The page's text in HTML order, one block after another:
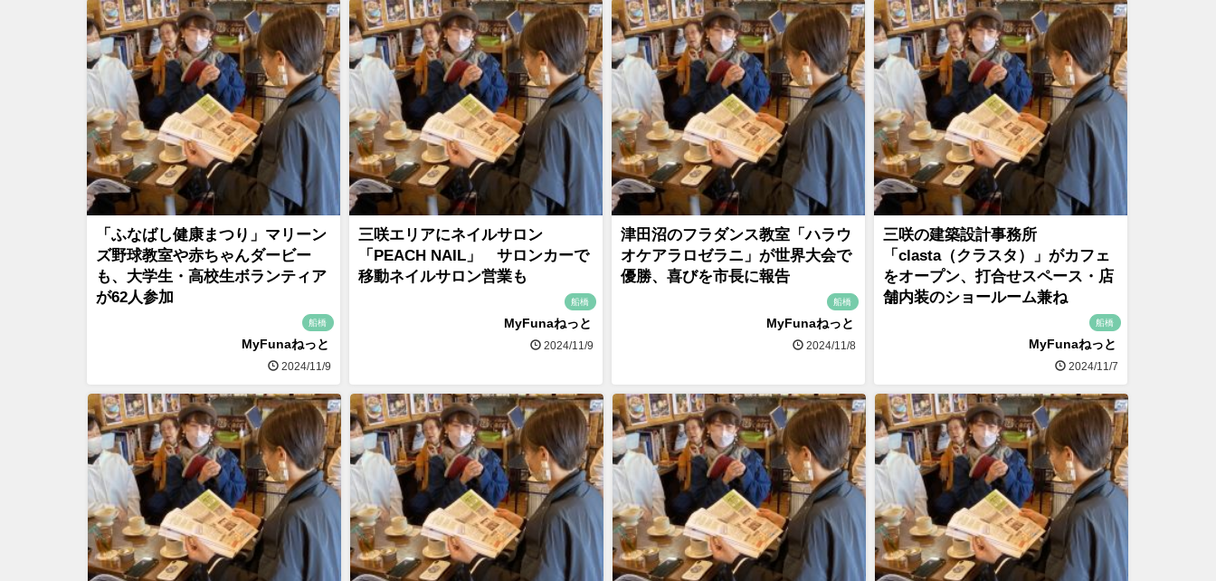
「ふなばし健康まつり」マリーン
ズ野球教室や赤ちゃんダービー
も、大学生・高校生ボランティア
が62人参加
船橋
MyFunaねっと
2024/11/9
三咲エリアにネイルサロン
「PEACH NAIL」 サロンカーで
移動ネイルサロン営業も
船橋
MyFunaねっと
2024/11/9
津田沼のフラダンス教室「ハラウ
オケアラロゼラニ」が世界大会で
優勝、喜びを市長に報告
船橋
MyFunaねっと
2024/11/8
三咲の建築設計事務所
「clasta（クラスタ）」がカフェ
をオープン、打合せスペース・店
舗内装のショールーム兼ね
船橋
MyFunaねっと
2024/11/7